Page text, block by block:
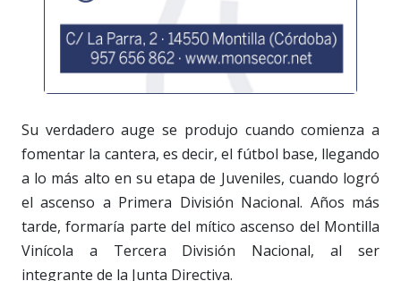
Su verdadero auge se produjo cuando comienza a
fomentar la cantera, es decir, el fútbol base, llegando
a lo más alto en su etapa de Juveniles, cuando logró
el ascenso a Primera División Nacional. Años más
tarde, formaría parte del mítico ascenso del Montilla
Vinícola a Tercera División Nacional, al ser
integrante de la Junta Directiva.